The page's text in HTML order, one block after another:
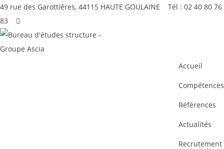
49 rue des Garottières, 44115 HAUTE GOULAINE
Tél : 02 40 80 76
83
Accueil
Compétences
Références
Actualités
Recrutement